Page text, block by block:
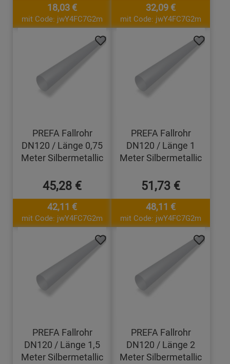
18,03 €
mit Code: jwY4FC7G2m
32,09 €
mit Code: jwY4FC7G2m
PREFA Fallrohr
DN120 / Länge 0,75
Meter Silbermetallic
45,28 €
42,11 €
mit Code: jwY4FC7G2m
PREFA Fallrohr
DN120 / Länge 1
Meter Silbermetallic
51,73 €
48,11 €
mit Code: jwY4FC7G2m
PREFA Fallrohr
DN120 / Länge 1,5
Meter Silbermetallic
PREFA Fallrohr
DN120 / Länge 2
Meter Silbermetallic